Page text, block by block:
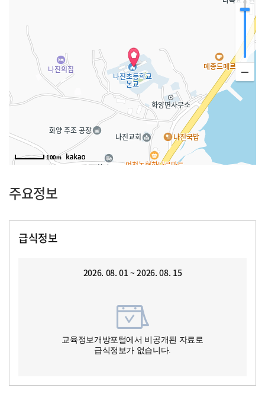
100m
주요정보
급식정보
2026. 08. 01 ~ 2026. 08. 15
교육정보개방포털에서 비공개된 자료로
급식정보가 없습니다.